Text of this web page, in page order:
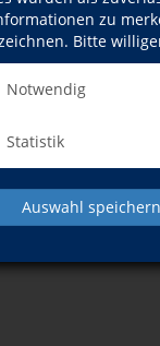
zu
Bitte
Notwendig
Statistik
Auswahl speichern
Cochem-